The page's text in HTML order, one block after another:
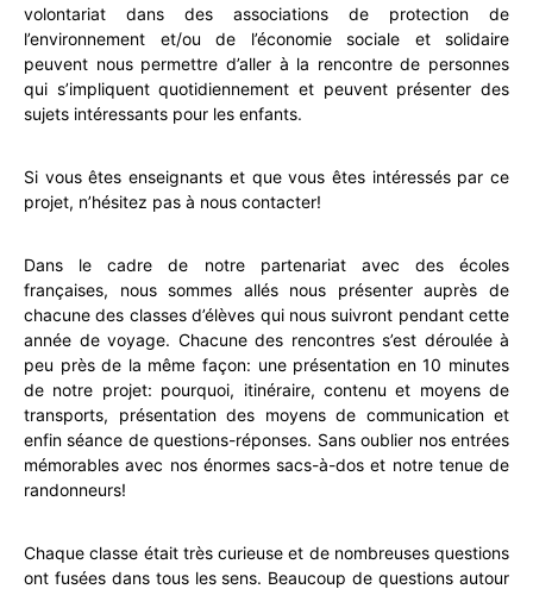
volontariat dans des associations de protection de
l’environnement et/ou de l’économie sociale et solidaire
peuvent nous permettre d’aller à la rencontre de personnes
qui s’impliquent quotidiennement et peuvent présenter des
sujets intéressants pour les enfants.
Si vous êtes enseignants et que vous êtes intéressés par ce
projet, n’hésitez pas à nous contacter!
Dans le cadre de notre partenariat avec des écoles
françaises, nous sommes allés nous présenter auprès de
chacune des classes d’élèves qui nous suivront pendant cette
année de voyage. Chacune des rencontres s’est déroulée à
peu près de la même façon: une présentation en 10 minutes
de notre projet: pourquoi, itinéraire, contenu et moyens de
transports, présentation des moyens de communication et
enfin séance de questions-réponses. Sans oublier nos entrées
mémorables avec nos énormes sacs-à-dos et notre tenue de
randonneurs!
Chaque classe était très curieuse et de nombreuses questions
ont fusées dans tous les sens. Beaucoup de questions autour